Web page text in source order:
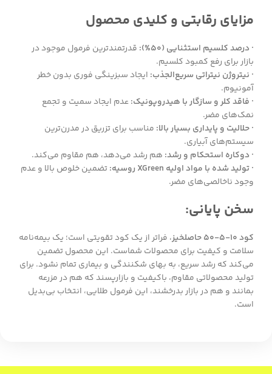
مزایای رقابتی و کلیدی محصول
· درصد کلسیم استثنایی (۵۰%):
قدرتمندترین فرمول موجود در
بازار برای رفع کمبود کلسیم.
· نیتروژن نیتراتی سریع‌الجذب: ایجاد سبزینگی فوری بدون خطر
آمونیوم.
· فاقد کلر و سازگار با هیدروپونیک:عدم ایجاد سمیت و تجمع
نمک‌های مضر.
· حلالیت و پایداری بسیار بالا: مناسب برای تزریق در مدرن‌ترین
سیستم‌های آبیاری.
· دوکاره استحکام و رشد: هم رشد می‌دهد، هم مقاوم می‌کند.
· تولید شده با مواد اولیه XGreen روسیه:
تضمین خلوص بالا و عدم
وجود ناخالصی‌های مضر.
سخن پایانی:
کود ۱۰-۵-۵۰ حاصلخیز
، فراتر از یک کود تقویتی است؛ یک بیمه‌نامه
سلامت و کیفیت برای محصولات شماست. این محصول تضمین
می‌کند که رشد سریع، به بهای شکنندگی و بیماری تمام نشود. برای
تولید محصولاتی مقاوم، باکیفیت و بازارپسند که هم در مزرعه
بمانند و هم در بازار بدرخشند، این فرمول طلایی، انتخاب بی‌بدیل
است.